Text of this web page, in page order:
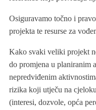
Osiguravamo točno i
projekta te resurse za
Kako svaki veliki projekt
do promjena u planiranim
nepredviđenim
rizika koji utječu na
(interesi, dozvole, opća